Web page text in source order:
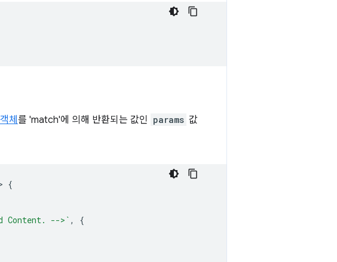
객체 를 'match'에 의해 반환되는 값인 params 값
{
Content. -->` ,
{